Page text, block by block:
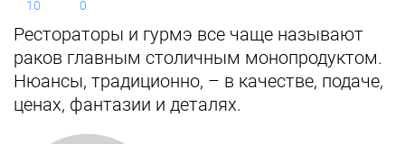
10 0
Рестораторы и гурмэ все чаще называют
раков главным столичным монопродуктом.
Нюансы, традиционно, – в качестве, подаче,
ценах, фантазии и деталях.